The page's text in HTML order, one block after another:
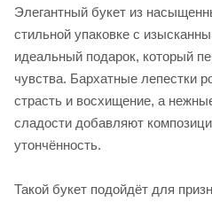
Элегантный букет из
стильной упаковке с
идеальный подарок, который
чувства. Бархатные лепестки
страсть и восхищение, а
сладости добавляют
утончённость.
Такой букет подойдёт для